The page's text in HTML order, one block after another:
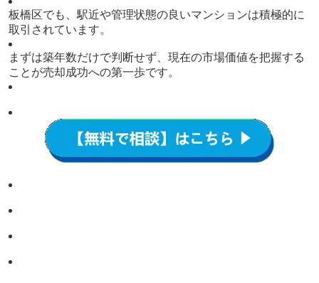
板橋区でも、駅近や管理状態の良いマンションは積極的に
取引されています。
まずは築年数だけで判断せず、現在の市場価値を把握する
ことが売却成功への第一歩です。